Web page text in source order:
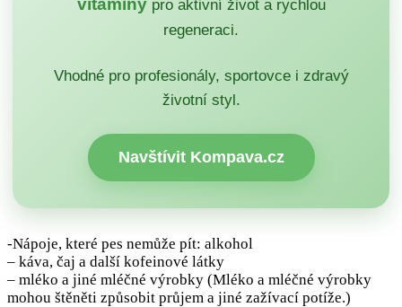
pro aktivní život a rychlou
regeneraci.
Vhodné pro profesionály, sportovce i zdravý
životní styl.
Navštívit Kompava.cz
-Nápoje, které pes nemůže pít: alkohol
– káva, čaj a další kofeinové látky
– mléko a jiné mléčné výrobky (Mléko a mléčné výrobky
mohou štěněti způsobit průjem a jiné zažívací potíže.)